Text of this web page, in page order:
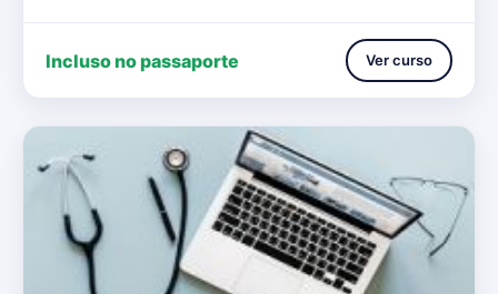
Incluso no passaporte Ver curso